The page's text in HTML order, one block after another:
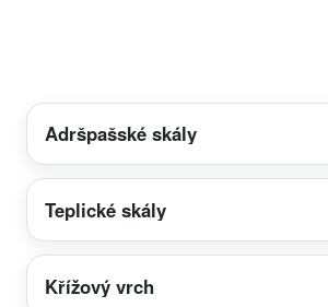
Adršpašské skály
Teplické skály
Křížový vrch